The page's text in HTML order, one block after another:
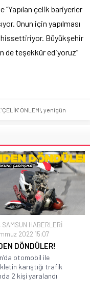
çelik bariyerler
Onun için yapılması
Büyükşehir
de teşekkür ediyoruz”
ÖNLEM!, yenigün
SAMSUN HABERLERİ
2022 15:07
DÖNDÜLER!
otomobil ile
karıştığı trafik
2 kişi yaralandı